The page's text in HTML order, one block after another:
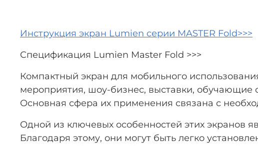
Инструкция экран Lumien серии MASTER Fold>>>
Спецификация Lumien Master Fold >>>
Компактный экран для мобильного
мероприятия, шоу-бизнес, выставки,
Основная сфера их применения связана с
Одной из ключевых особенностей этих экранов
Благодаря этому, они могут быть легко